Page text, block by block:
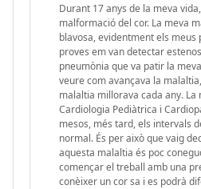
Durant 17 anys de la meva
malformació del cor. La meva
blavosa, evidentment els
proves em van detectar
pneumònia que va patir la
veure com avançava la
malaltia millorava cada any. La
Cardiologia Pediàtrica i
mesos, més tard, els intervals
normal. És per això que vaig
aquesta malaltia és poc
començar el treball amb una
conèixer un cor sa i es podrà